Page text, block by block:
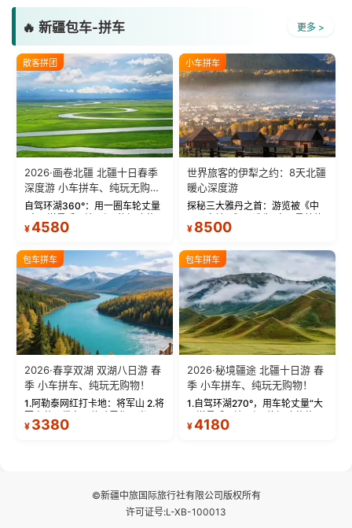
🔥 新疆包车-拼车 更多 >
散客拼团
2026·画卷北疆 北疆十日春季
深度游 小车拼车、纯玩无购
物！
自驾环湖360°：用一圈车轮丈量
“大西洋最后一滴眼泪”的极致蔚
蓝。 赛湖旅拍：甄选多款风格服
绝美瞬间。 赛湖坦克300跟车视
频：专业摄影师...
¥4580
小车拼车
世界旅客的伊犁之约：8天北疆
暖心深度游
探秘三大雅丹之首：游览被《中
国国家地理》评选为“中国最美的
三大雅丹”第一名的克拉玛依魔鬼
瓦人最大村落——禾木村，欣赏
晨雾与小木...
¥ 8500
包车拼车
2026·春享双湖 双湖八日游 春
季 小车拼车、纯玩无购物！
1.阿勒泰网红打卡地：将军山 2.将
军山落日缆车，体验雪都风光 3.
将军山，夕阳派对，蹦迪party 4.
¥ 3380
包车拼车
2026·秘境疆途 北疆十日游 春
季 小车拼车、纯玩无购物！
1.自驾环湖270°，用车轮丈量“大
西洋最后一滴眼泪”的极致蔚蓝，
让雪山、花海与深邃湖水在转弯
¥4180
©新疆中旅国际旅行社有限公司版权所有
许可证号:L-XB-100013